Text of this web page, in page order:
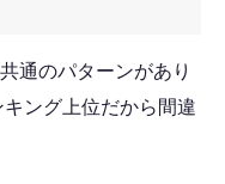
通のパターンがあり
ング上位だから間違